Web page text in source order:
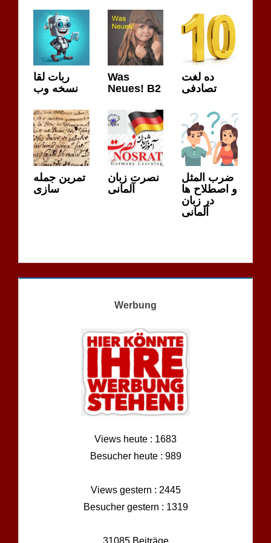
ربات لقا
نسخه وب
Was
Neues! B2
ده لغت
تصادفی
تمرین جمله
سازی
نصرت زبان
آلمانی
ضرب المثل
و اصطلاح ها
در زبان
آلمانی
Werbung
Views heute : 1683
Besucher heute : 989
Views gestern : 2445
Besucher gestern : 1319